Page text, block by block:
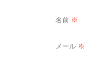
名前 ※
メール ※